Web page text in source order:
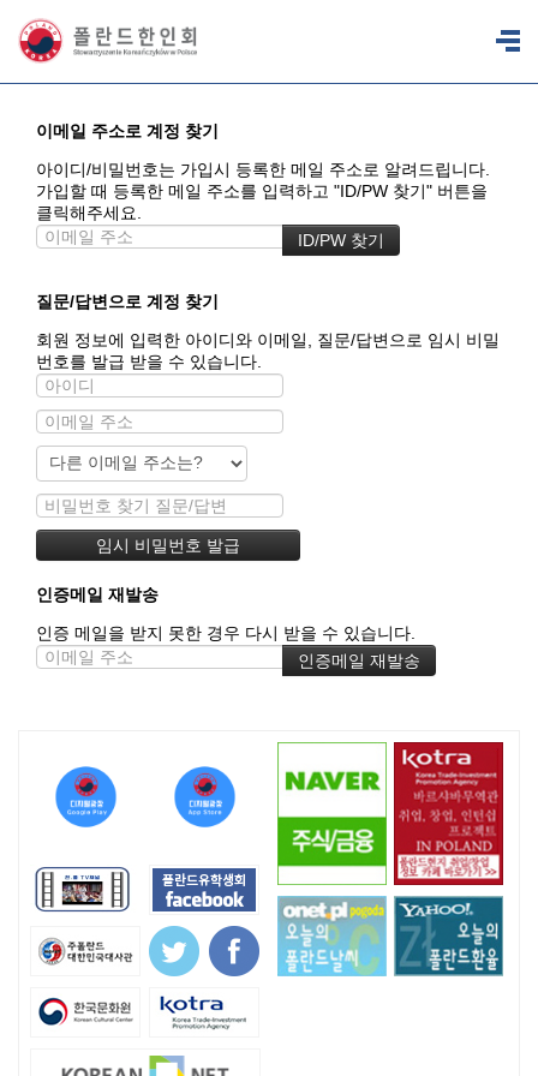
이메일 주소로 계정 찾기
아이디/비밀번호는 가입시 등록한 메일 주소로 알려드립니다.
가입할 때 등록한 메일 주소를 입력하고 "ID/PW 찾기" 버튼을
클릭해주세요.
질문/답변으로 계정 찾기
회원 정보에 입력한 아이디와 이메일, 질문/답변으로 임시 비밀
번호를 발급 받을 수 있습니다.
인증메일 재발송
인증 메일을 받지 못한 경우 다시 받을 수 있습니다.